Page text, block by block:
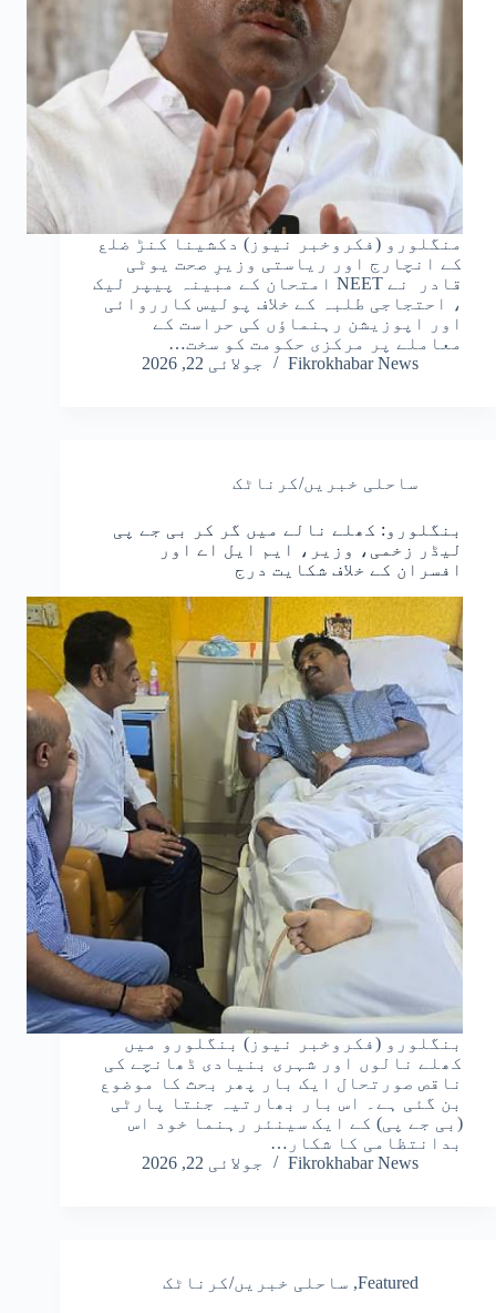
منگلورو (فکروخبر نیوز) دکشینا کنڑ ضلع
کے انچارج اور ریاستی وزیرِ صحت یوٹی
قادر نے NEET امتحان کے مبینہ پیپر لیک
، احتجاجی طلبہ کے خلاف پولیس کارروائی
اور اپوزیشن رہنماؤں کی حراست کے
معاملے پر مرکزی حکومت کو سخت…
Fikrokhabar News
جولائی 22, 2026
ساحلی خبریں/کرناٹک
بنگلورو: کھلے نالے میں گر کر بی جے پی
لیڈر زخمی، وزیر، ایم ایل اے اور
افسران کے خلاف شکایت درج
بنگلورو (فکروخبر نیوز) بنگلورو میں
کھلے نالوں اور شہری بنیادی ڈھانچے کی
ناقص صورتحال ایک بار پھر بحث کا موضوع
بن گئی ہے۔ اس بار بھارتیہ جنتا پارٹی
(بی جے پی) کے ایک سینئر رہنما خود اس
بدانتظامی کا شکار…
Fikrokhabar News
جولائی 22, 2026
Featured
, ساحلی خبریں/کرناٹک